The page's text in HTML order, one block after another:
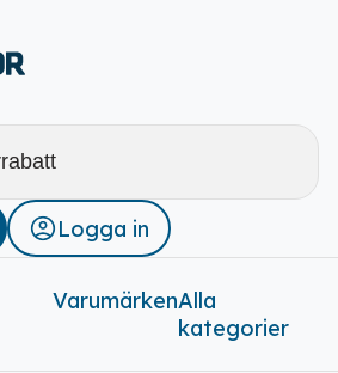
(0)
Logga in
VarumärkenAlla
kategorier